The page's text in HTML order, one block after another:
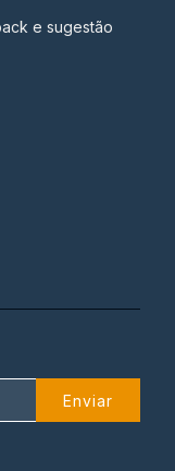
e sugestão
Enviar